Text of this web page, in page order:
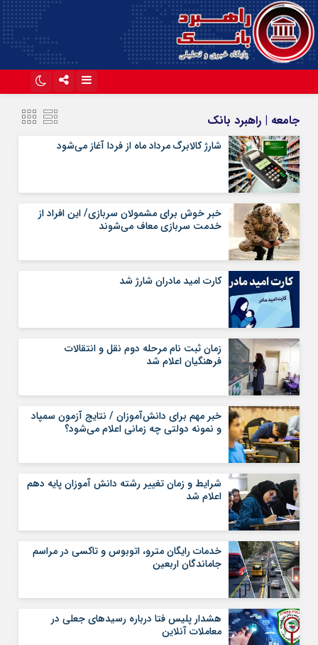
آپارات
جامعه | راهبرد بانک
شارژ کالابرگ مرداد ماه از فردا آغاز می‌شود
خبر خوش برای مشمولان سربازی/ این افراد از
خدمت سربازی معاف می‌شوند
کارت امید مادران شارژ شد
زمان ثبت نام مرحله دوم نقل و انتقالات
فرهنگیان اعلام شد
خبر مهم برای دانش‌آموزان / نتایج آزمون سمپاد
و نمونه دولتی چه زمانی اعلام می‌شود؟
شرایط و زمان تغییر رشته دانش آموزان پایه دهم
اعلام شد
خدمات رایگان مترو، اتوبوس و تاکسی در مراسم
جاماندگان اربعین
هشدار پلیس فتا درباره رسیدهای جعلی در
معاملات آنلاین